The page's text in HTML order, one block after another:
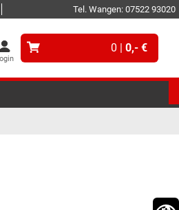
Tel. Wangen: 07522 93020
0 | 0,- €